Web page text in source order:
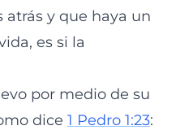
atrás y que haya un
es si la
por medio de su
dice 1 Pedro 1:23: